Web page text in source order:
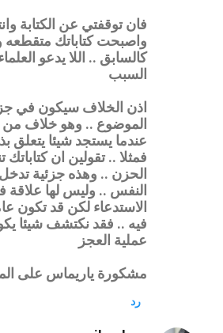
فان توقفتي عن الكتابة
واصبحت كتاباتك متقطعه
كالسابق .. اللا يدعو
السبب
اذن الخلاف سيكون في
الموضوع .. وهو خلاف من
عندما يستجد شيئا يتعلق
فمثلا .. تقولين ان
الحزن .. وهذه جزئية
النفس .. وليس لها علاقة
الاستدعاء لكن قد تكون
فيه .. فقد نكتشف شيئا
عملية العجز
مشكورة ياريماس على
رد